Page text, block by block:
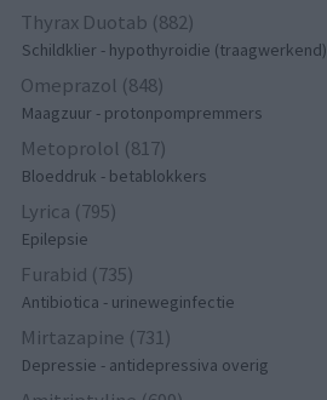
Thyrax Duotab (882)
Schildklier - hypothyroidie (traagwerkend)
Omeprazol (848)
Maagzuur - protonpompremmers
Metoprolol (817)
Bloeddruk - betablokkers
Lyrica (795)
Epilepsie
Furabid (735)
Antibiotica - urineweginfectie
Mirtazapine (731)
Depressie - antidepressiva overig